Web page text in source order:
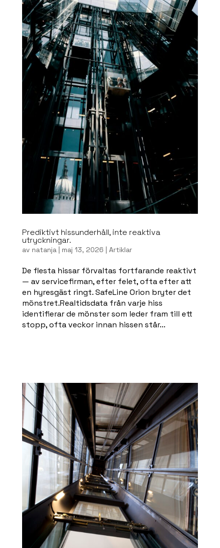
Prediktivt hissunderhåll, inte reaktiva
utryckningar.
av natanja| maj 13, 2026 Artiklar
De flesta hissar förvaltas fortfarande reaktivt
— av servicefirman, efter felet, ofta efter att
en hyresgäst ringt. SafeLine Orion bryter det
mönstret.Realtidsdata från varje hiss
identifierar de mönster som leder fram till ett
stopp, ofta veckor innan hissen står...